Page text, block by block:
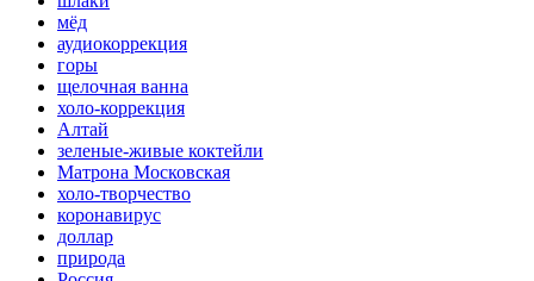
мёд
аудиокоррекция
горы
щелочная ванна
холо-коррекция
Алтай
зеленые-живые коктейли
Матрона Московская
холо-творчество
коронавирус
доллар
природа